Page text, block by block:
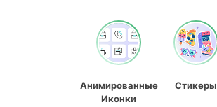
Анимированные
Иконки
Стикеры